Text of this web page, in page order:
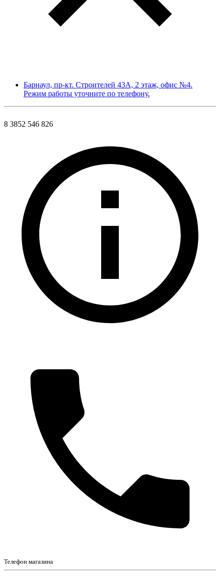
Барнаул, пр-кт. Строителей 43А, 2 этаж, офис №4.
Режим работы уточните по телефону.
8 3852 546 826
Телефон магазина